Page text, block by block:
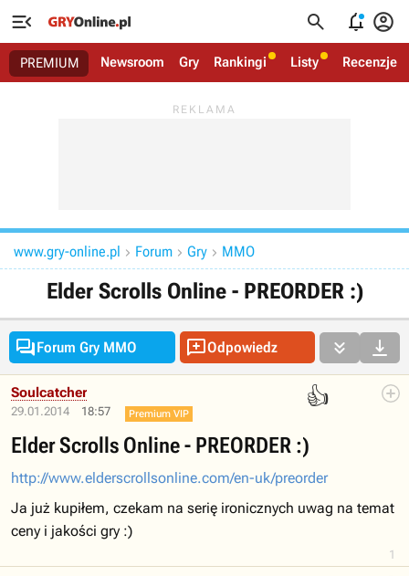
   
PREMIUM Newsroom Gry Rankingi Listy Recenzje
www.gry-online.pl  Forum  Gry  MMO
Elder Scrolls Online - PREORDER :)
Forum Gry MMO Odpowiedz  
29.01.2014 18:57
👍
1
Soulcatcher
Premium VIP
Elder Scrolls Online - PREORDER :)
http://www.elderscrollsonline.com/en-uk/preorder
Ja już kupiłem, czekam na serię ironicznych uwag na temat
ceny i jakości gry :)